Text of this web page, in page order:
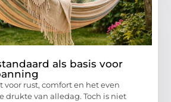
als basis voor
voor rust, comfort en het even
drukte van alledag. Toch is niet